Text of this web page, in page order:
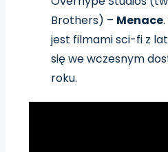
Brothers) – Menace
jest filmami sci-fi z
się we wczesnym
roku.